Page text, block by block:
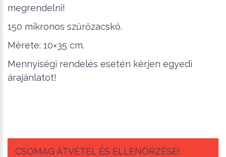
megrendelni!
150 mikronos szűrőzacskó.
Mérete: 10×35 cm.
Mennyiségi rendelés esetén kérjen egyedi
árajánlatot!
CSOMAG ÁTVÉTEL ÉS ELLENŐRZÉSE!